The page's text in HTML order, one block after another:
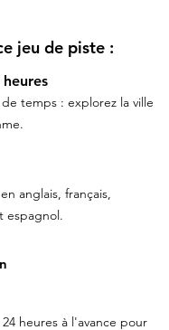
jeu de piste :
temps : explorez la ville
anglais, français,
espagnol.
heures à l'avance pour